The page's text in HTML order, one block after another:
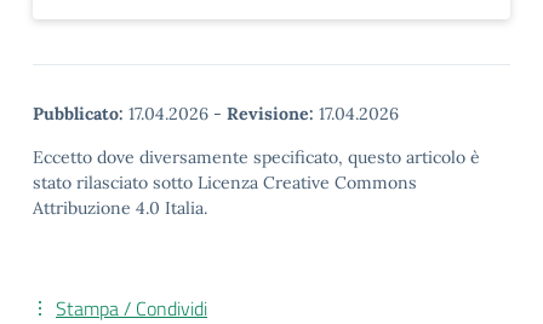
Pubblicato: 17.04.2026 - Revisione: 17.04.2026
Eccetto dove diversamente specificato, questo articolo è
stato rilasciato sotto Licenza Creative Commons
Attribuzione 4.0 Italia.
Stampa / Condividi